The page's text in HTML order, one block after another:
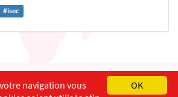
#isec
Français OK
navigation vous